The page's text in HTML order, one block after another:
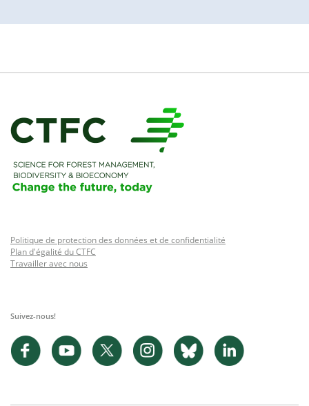
Politique de protection des données et de confidentialité
Plan d'égalité du CTFC
Travailler avec nous
Suivez-nous!